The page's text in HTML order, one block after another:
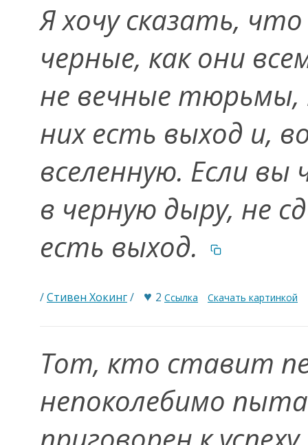
Я хочу сказать,
черные, как они
не вечные тюрьмы,
них есть выход и,
вселенную. Если
в черную дыру, не
есть выход.
/Стивен Хокинг/ ♥ 2 Ссылка Скачать картинкой
Тот, кто ставит
непоколебимо